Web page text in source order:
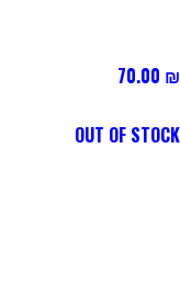
70.00 ₪
OUT OF STOCK